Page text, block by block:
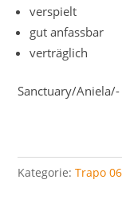
verspielt
gut anfassbar
verträglich
Sanctuary/Aniela/-
Kategorie:Trapo